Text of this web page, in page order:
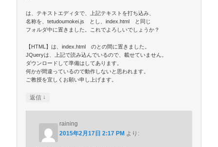
は、テキストエディタで、上記テキストを打ち込み、
名称を、tetudoumokei.js とし、index.html と同じ
フォルダ中に置きました。これでよろしいでしょうか？
【HTML】は、index.html のとの間に置きました。
JQueryは、上記で読み込んでいるので、載せていません。
ダウンロードして準備はしてあります。
何かが間違っているので動作しないと思われます。
ご教授を宜しくお願い申し上げます。
返信 ↓
raining
2015年2月17日 2:17 PM より: